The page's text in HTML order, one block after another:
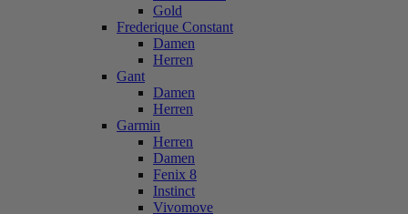
Gold
Frederique Constant
Damen
Herren
Gant
Damen
Herren
Garmin
Herren
Damen
Fenix 8
Instinct
Vivomove